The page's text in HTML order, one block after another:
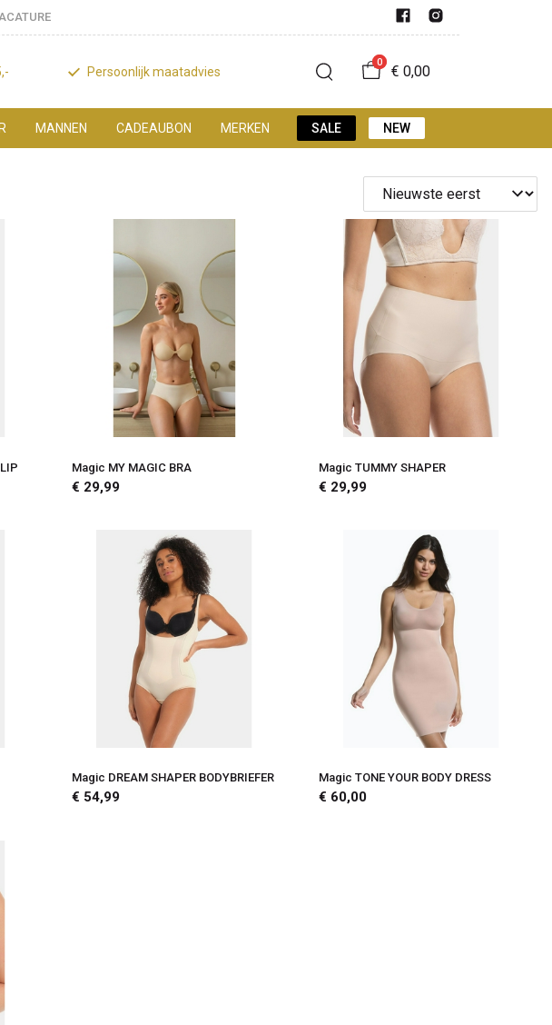
Persoonlijk maatadvies
0
€ 0,00
MANNEN CADEAUBON MERKEN SALE NEW
Magic MY MAGIC BRA
€ 29,99
Magic TUMMY SHAPER
€ 29,99
Magic DREAM SHAPER BODYBRIEFER
€ 54,99
Magic TONE YOUR BODY DRESS
€ 60,00